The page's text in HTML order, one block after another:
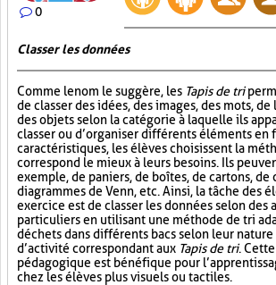
0
Classer les données
Comme le nom le suggère, les Tapis de tri
de classer des idées, des images, des mots,
des objets selon la catégorie à laquelle ils
classer ou d’organiser différents éléments en
caractéristiques, les élèves choisissent la
correspond le mieux à leurs besoins. Ils
exemple, de paniers, de boîtes, de cartons, de
diagrammes de Venn, etc. Ainsi, la tâche des
exercice est de classer les données selon des
particuliers en utilisant une méthode de tri
déchets dans différents bacs selon leur
d’activité correspondant aux Tapis de tri.
pédagogique est bénéfique pour
chez les élèves plus visuels ou tactiles.